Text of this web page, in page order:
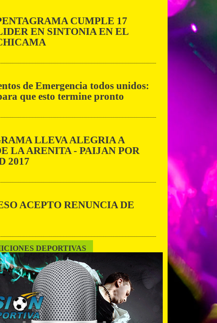
CUMPLE 17
EN SINTONIA EN EL
de Emergencia todos unidos:
que esto termine pronto
LLEVA ALEGRIA A
LA ARENITA - PAIJAN POR
2017
ACEPTO RENUNCIA DE
DEPORTIVAS